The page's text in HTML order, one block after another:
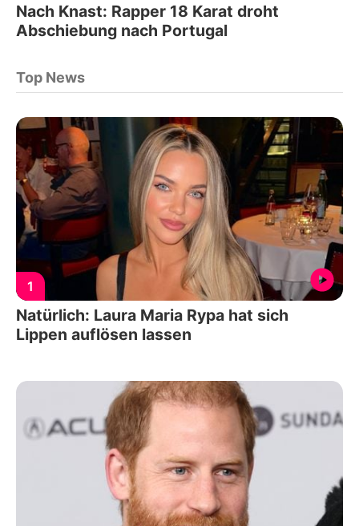
Nach Knast: Rapper 18 Karat droht
Abschiebung nach Portugal
Top News
1
Natürlich: Laura Maria Rypa hat sich
Lippen auflösen lassen